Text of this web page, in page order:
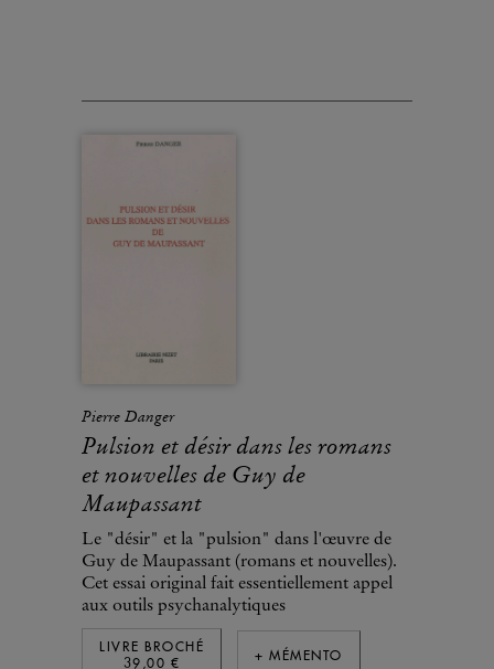
Pierre Danger
Pulsion et désir dans les romans
et nouvelles de Guy de
Maupassant
Le "désir" et la "pulsion" dans l'œuvre de
Guy de Maupassant (romans et nouvelles).
Cet essai original fait essentiellement appel
aux outils psychanalytiques
LIVRE BROCHÉ
39,00 €
+ MÉMENTO